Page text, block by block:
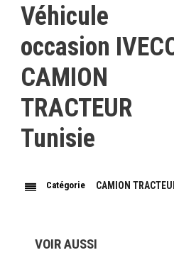
Véhicule
occasion
CAMION
TRACTEUR
Tunisie
Catégorie CAMION
VOIR AUSSI